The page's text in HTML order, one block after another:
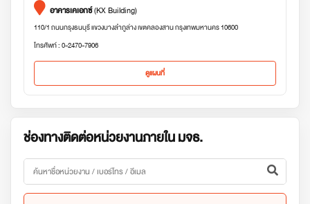
อาคารเคเอกซ์(KX Building)
110/1 ถนนกรุงธนบุรี แขวงบางลำภูล่าง เขตคลองสาน กรุงเทพมหานคร 10600
โทรศัพท์ : 0-2470-7906
ดูแผนที่
ช่องทางติดต่อหน่วยงานภายใน มจธ.